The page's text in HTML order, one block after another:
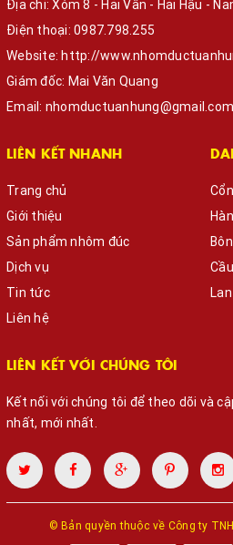
Địa chỉ: Xóm 8 - Hải Vân - Hải Hậu -
Điện thoại: 0987.798.255
Website: http://
Giám đốc: Mai Văn Quang
Email: nhomductuanhung@gmail.com
LIÊN KẾT NHANH
Trang chủ
Giới thiệu
Sản phẩm nhôm đúc
Dịch vụ
Tin tức
Liên hệ
LIÊN KẾT VỚI CHÚNG TÔI
Kết nối với chúng tôi để theo dõi và
nhất, mới nhất.
© Bản quyền thuộc về Công ty